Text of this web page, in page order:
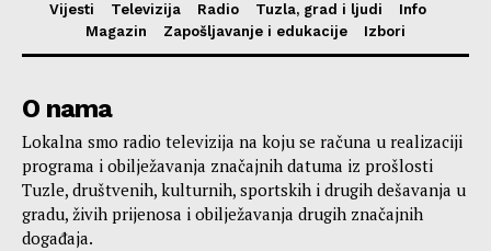
Vijesti Televizija Radio Tuzla, grad i ljudi
Info
Magazin
Zapošljavanje i edukacije Izbori
O nama
Lokalna smo radio televizija na koju se računa u realizaciji
programa i obilježavanja značajnih datuma iz prošlosti
Tuzle, društvenih, kulturnih, sportskih i drugih dešavanja u
gradu, živih prijenosa i obilježavanja drugih značajnih
događaja.